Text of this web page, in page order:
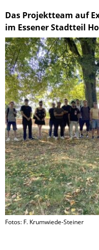
Das Projektteam auf
im Essener Stadtteil
Fotos: F. Krumwiede-Steiner